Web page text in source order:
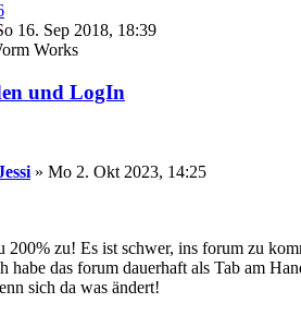
16. Sep 2018, 18:39
Works
und LogIn
» Mo 2. Okt 2023, 14:25
200% zu! Es ist schwer, ins forum zu
habe das forum dauerhaft als Tab am
sich da was ändert!